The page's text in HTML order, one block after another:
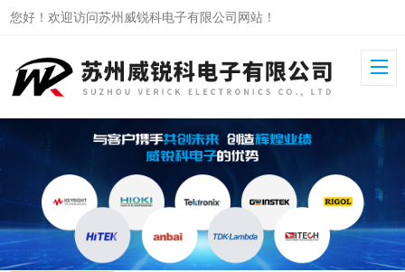
您好！欢迎访问苏州威锐科电子有限公司网站！